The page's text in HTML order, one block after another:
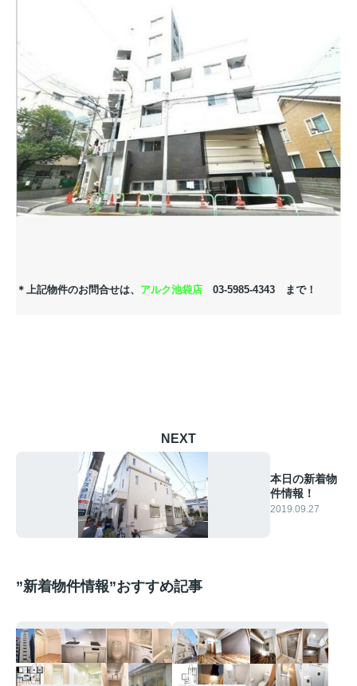
＊上記物件のお問合せは、 アルク池袋店 03-5985-4343 まで！
NEXT
本日の新着物
件情報！
2019.09.27
”新着物件情報”おすすめ記事